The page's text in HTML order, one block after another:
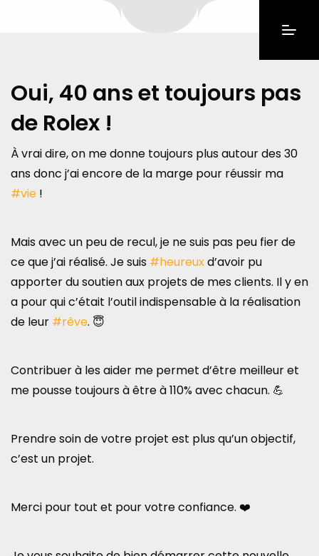
Oui, 40 ans et toujours pas
de Rolex !
À vrai dire, on me donne toujours plus autour des 30
ans donc j’ai encore de la marge pour réussir ma
#vie !
Mais avec un peu de recul, je ne suis pas peu fier de
ce que j’ai réalisé. Je suis #heureuxd’avoir pu
apporter du soutien aux projets de mes clients. Il y en
a pour qui c’était l’outil indispensable à la réalisation
de leur #rêve. 😇
Contribuer à les aider me permet d’être meilleur et
me pousse toujours à être à 110% avec chacun. 💪
Prendre soin de votre projet est plus qu’un objectif,
c’est un projet.
Merci pour tout et pour votre confiance. ❤️